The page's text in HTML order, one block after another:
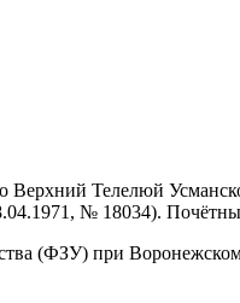
Верхний Телелюй
№ 18034).
(ФЗУ) при